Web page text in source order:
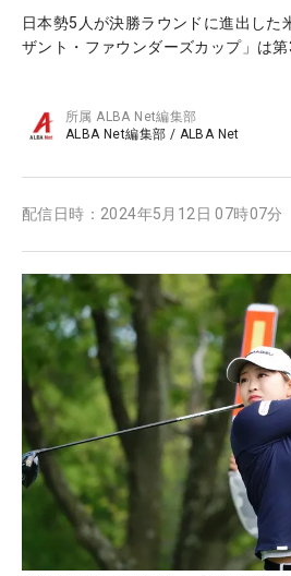
日本勢5人が決勝ラウンドに進出した
ザント・ファウンダーズカップ」は第
所属ALBA Net編集部
ALBA Net編集部 / ALBA Net
配信日時： 2024年5月12日 07時07分